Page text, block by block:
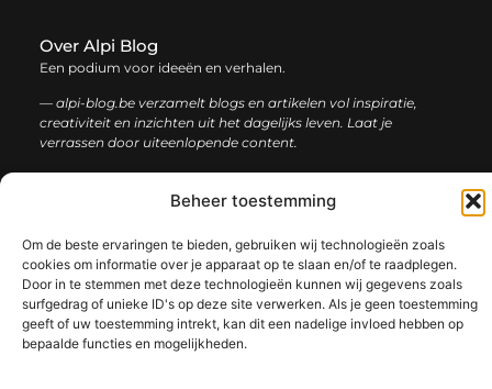
Beheer toestemming
Om de beste ervaringen te bieden, gebruiken wij technologieën zoals
cookies om informatie over je apparaat op te slaan en/of te raadplegen.
Door in te stemmen met deze technologieën kunnen wij gegevens zoals
surfgedrag of unieke ID's op deze site verwerken. Als je geen toestemming
geeft of uw toestemming intrekt, kan dit een nadelige invloed hebben op
bepaalde functies en mogelijkheden.
Over Alpi Blog
Een podium voor ideeën en verhalen.
— alpi-blog.be verzamelt blogs en artikelen vol inspiratie,
creativiteit en inzichten uit het dagelijks leven. Laat je
verrassen door uiteenlopende content.
Bericht categorie
@2025 www.alpi-blog.be. All Right Reserved.​